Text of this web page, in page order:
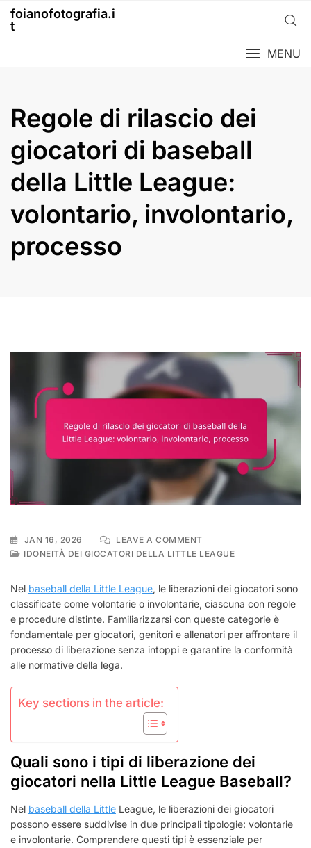
Skipfoianofotografia.i
t
MENU
Regole di rilascio dei
giocatori di baseball
della Little League:
volontario, involontario,
processo
JAN 16, 2026 LEAVE A COMMENTON
REGOLE
DEI
GIOCATORI
DI
BASEBALL
DELLA
IDONEITÀ DEI GIOCATORI DELLA LITTLE LEAGUE
Nel baseball della Little League, le liberazioni dei giocatori sono
classificate come volontarie o involontarie, ciascuna con regole
e procedure distinte. Familiarizzarsi con queste categorie è
fondamentale per giocatori, genitori e allenatori per affrontare il
processo di liberazione senza intoppi e garantire la conformità
alle normative della lega.
Key sections in the article:
Quali sono i tipi di liberazione dei
giocatori nella Little League Baseball?
Nel baseball della Little League, le liberazioni dei giocatori
possono essere suddivise in due principali tipologie: volontarie
e involontarie. Comprendere questi tipi è essenziale per